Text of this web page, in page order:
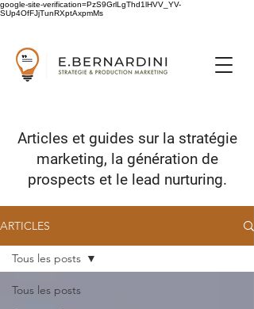
google-site-verification=PzS9GrlLgThd1lHVV_YV-
SUp4OfFJjTunRXptAxpmMs
Articles et guides surla stratégie
marketing, la génération de
prospects et le lead nurturing.
ARTICLES
Tous les posts
Tous les posts